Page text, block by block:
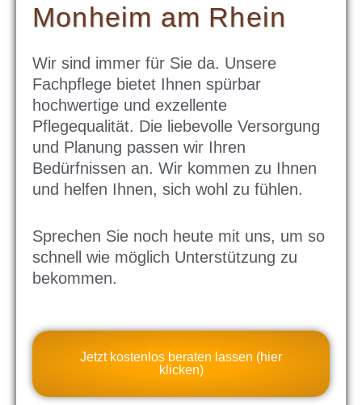
Monheim am Rhein
Wir sind immer für Sie da. Unsere
Fachpflege bietet Ihnen spürbar
hochwertige und exzellente
Pflegequalität. Die liebevolle Versorgung
und Planung passen wir Ihren
Bedürfnissen an. Wir kommen zu Ihnen
und helfen Ihnen, sich wohl zu fühlen.
Sprechen Sie noch heute mit uns, um so
schnell wie möglich Unterstützung zu
bekommen.
Jetzt kostenlos beraten lassen (hier
klicken)